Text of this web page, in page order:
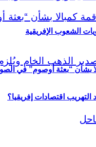
الشعوب الإفريقية
اقتصادات إفريقيا؟